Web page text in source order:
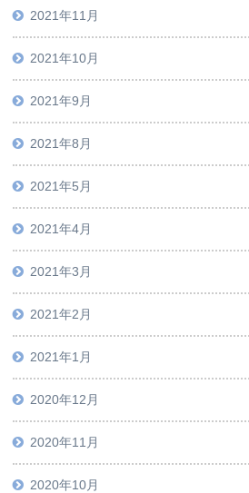
2021年11月
2021年10月
2021年9月
2021年8月
2021年5月
2021年4月
2021年3月
2021年2月
2021年1月
2020年12月
2020年11月
2020年10月